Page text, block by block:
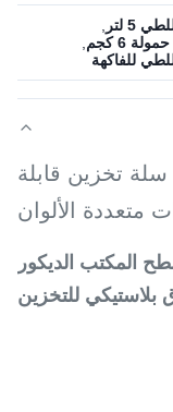
5 لتر
6 كجم
للفاكهة
سلة تخزين قابلة
متعددة الألوان
المكتب الديكور
بلاستيكي للتخزين